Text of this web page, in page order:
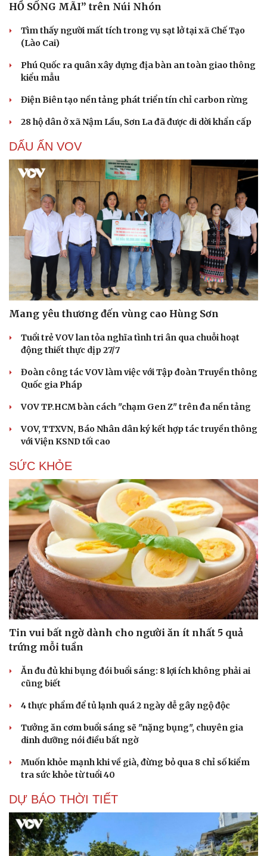
Cải chính
HỒ SỐNG MÃI” trên Núi Nhón
Tìm thấy người mất tích trong vụ sạt lở tại xã Chế Tạo
(Lào Cai)
Phú Quốc ra quân xây dựng địa bàn an toàn giao thông
kiểu mẫu
Điện Biên tạo nền tảng phát triển tín chỉ carbon rừng
28 hộ dân ở xã Nậm Lầu, Sơn La đã được di dời khẩn cấp
DẤU ẤN VOV
Mang yêu thương đến vùng cao Hùng Sơn
Tuổi trẻ VOV lan tỏa nghĩa tình tri ân qua chuỗi hoạt
động thiết thực dịp 27/7
Đoàn công tác VOV làm việc với Tập đoàn Truyền thông
Quốc gia Pháp
VOV TP.HCM bàn cách "chạm Gen Z" trên đa nền tảng
VOV, TTXVN, Báo Nhân dân ký kết hợp tác truyền thông
với Viện KSND tối cao
SỨC KHỎE
Tin vui bất ngờ dành cho người ăn ít nhất 5 quả
trứng mỗi tuần
Ăn đu đủ khi bụng đói buổi sáng: 8 lợi ích không phải ai
cũng biết
4 thực phẩm để tủ lạnh quá 2 ngày dễ gây ngộ độc
Tưởng ăn cơm buổi sáng sẽ "nặng bụng", chuyên gia
dinh dưỡng nói điều bất ngờ
Muốn khỏe mạnh khi về già, đừng bỏ qua 8 chỉ số kiểm
tra sức khỏe từ tuổi 40
DỰ BÁO THỜI TIẾT